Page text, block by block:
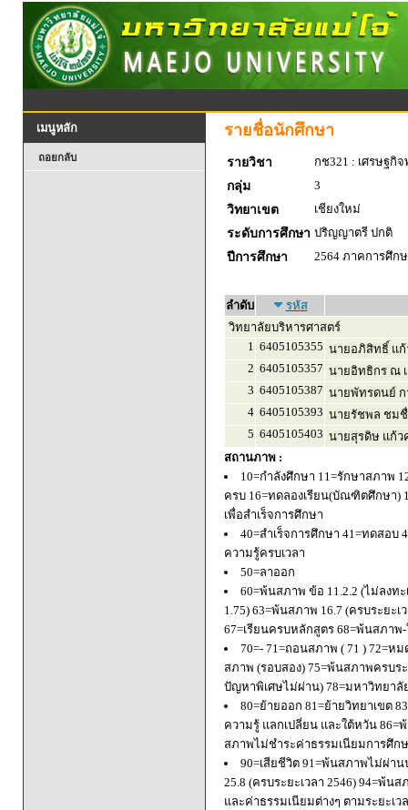
เมนูหลัก
ถอยกลับ
รายชื่อนักศึกษา
รายวิชา
กช321 : เศรษฐกิ
กลุ่ม
3
วิทยาเขต
เชียงใหม่
ระดับการศึกษา ปริญญาตรี ปกติ
ปีการศึกษา
2564 ภาคการศึก
ลำดับ
รหัส
วิทยาลัยบริหารศาสตร์
1 6405105355 นายอภิสิทธิ์ แก้
2 6405105357 นายอิทธิกร ณ
3 6405105387 นายพัทรดนย์ ก
4 6405105393 นายรัชพล ชม
5 6405105403 นายสุรดิษ แก้ว
สถานภาพ :
10=กำลังศึกษา 11=รักษาสภาพ
ครบ 16=ทดลองเรียน(บัณฑิตศึกษา)
เพื่อสำเร็จการศึกษา
40=สำเร็จการศึกษา 41=ทดสอบ
ความรู้ครบเวลา
50=ลาออก
60=พ้นสภาพ ข้อ 11.2.2 (ไม่ลงท
1.75) 63=พ้นสภาพ 16.7 (ครบระยะ
67=เรียนครบหลักสูตร 68=พ้นสภา
70=- 71=ถอนสภาพ ( 71 ) 72=
สภาพ (รอบสอง) 75=พ้นสภาพครบ
ปัญหาพิเศษไม่ผ่าน) 78=มหาวิทยา
80=ย้ายออก 81=ย้ายวิทยาเขต
ความรู้ แลกเปลี่ยน และใต้หวัน
สภาพไม่ชำระค่าธรรมเนียมการศึก
90=เสียชีวิต 91=พ้นสภาพไม่ผ่า
25.8 (ครบระยะเวลา 2546) 94=พ้
และค่าธรรมเนียมต่างๆ ตามระยะเ